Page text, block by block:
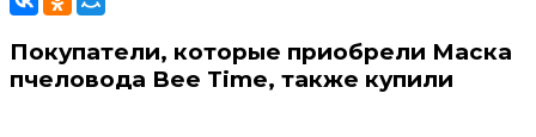
Покупатели, которые приобрели Маска
пчеловода Bee Time, также купили